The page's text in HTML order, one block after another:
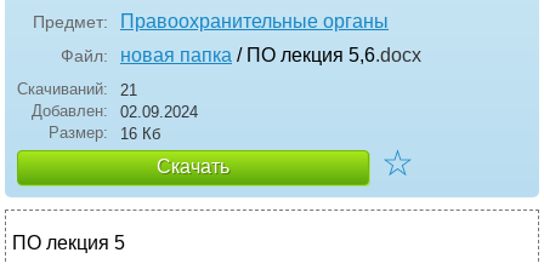
Предмет: Правоохранительные органы
Файл: новая папка / ПО лекция 5,6.docx
Скачиваний:
21
Добавлен:
02.09.2024
Размер:
16 Кб
Скачать ☆
ПО лекция 5